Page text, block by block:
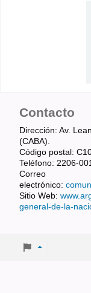
Contacto
Dirección: Av.
(CABA).
Código postal:
Teléfono: 2206-
Correo
electrónico:
Sitio Web:
general-de-la-